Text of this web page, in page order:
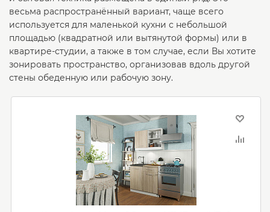
весьма распространённый вариант, чаще всего
используется для маленькой кухни с небольшой
площадью (квадратной или вытянутой формы) или в
квартире-студии, а также в том случае, если Вы хотите
зонировать пространство, организовав вдоль другой
стены обеденную или рабочую зону.